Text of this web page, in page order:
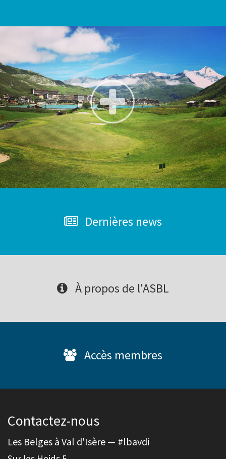
Dernières news
À propos de l'ASBL
Accès membres
Contactez-nous
Les Belges à Val d'Isère — #lbavdi